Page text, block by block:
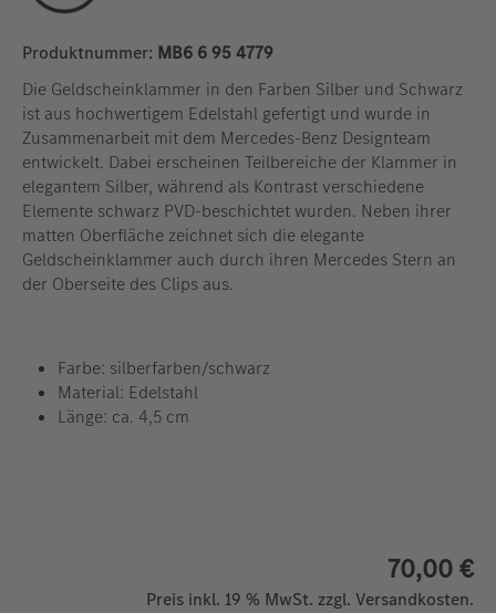
Produktnummer: MB6 6 95 4779
Die Geldscheinklammer in den Farben Silber und Schwarz
ist aus hochwertigem Edelstahl gefertigt und wurde in
Zusammenarbeit mit dem Mercedes-Benz Designteam
entwickelt. Dabei erscheinen Teilbereiche der Klammer in
elegantem Silber, während als Kontrast verschiedene
Elemente schwarz PVD-beschichtet wurden. Neben ihrer
matten Oberfläche zeichnet sich die elegante
Geldscheinklammer auch durch ihren Mercedes Stern an
der Oberseite des Clips aus.
Farbe: silberfarben/schwarz
Material: Edelstahl
Länge: ca. 4,5 cm
70,00 €
Preis inkl. 19 % MwSt. zzgl. Versandkosten.